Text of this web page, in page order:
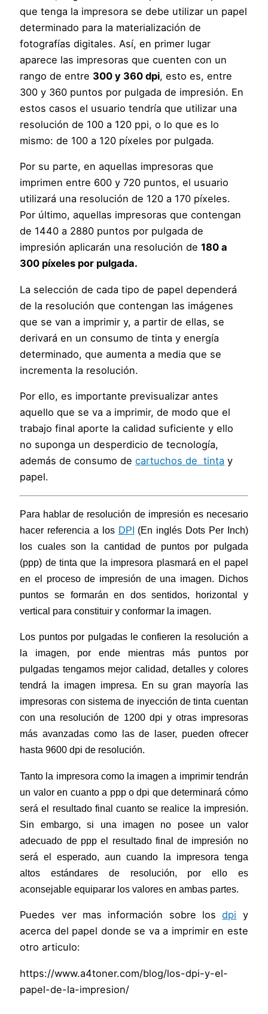
que tenga la impresora se debe utilizar un papel
determinado para la materialización de
fotografías digitales. Así, en primer lugar
aparece las impresoras que cuenten con un
rango de entre 300 y 360 dpi, esto es, entre
300 y 360 puntos por pulgada de impresión. En
estos casos el usuario tendría que utilizar una
resolución de 100 a 120 ppi, o lo que es lo
mismo: de 100 a 120 píxeles por pulgada.
Por su parte, en aquellas impresoras que
imprimen entre 600 y 720 puntos, el usuario
utilizará una resolución de 120 a 170 píxeles.
Por último, aquellas impresoras que contengan
de 1440 a 2880 puntos por pulgada de
impresión aplicarán una resolución de180 a
300 píxeles por pulgada.
La selección de cada tipo de papel dependerá
de la resolución que contengan las imágenes
que se van a imprimir y, a partir de ellas, se
derivará en un consumo de tinta y energía
determinado, que aumenta a media que se
incrementa la resolución.
Por ello, es importante previsualizar antes
aquello que se va a imprimir, de modo que el
trabajo final aporte la calidad suficiente y ello
no suponga un desperdicio de tecnología,
además de consumo decartuchos de tinta y
papel.
Para hablar de resolución de impresión es necesario
hacer referencia a los DPI
(En inglés Dots Per Inch)
los cuales son la cantidad de puntos por pulgada
(ppp) de tinta que la impresora plasmará en el papel
en el proceso de impresión de una imagen. Dichos
puntos se formarán en dos sentidos, horizontal y
vertical para constituir y conformar la imagen.
Los puntos por pulgadas le confieren la resolución a
la imagen, por ende mientras más puntos por
pulgadas tengamos mejor calidad, detalles y colores
tendrá la imagen impresa. En su gran mayoría las
impresoras con sistema de inyección de tinta cuentan
con una resolución de 1200 dpi y otras impresoras
más avanzadas como las de laser, pueden ofrecer
hasta 9600 dpi de resolución.
Tanto la impresora como la imagen a imprimir tendrán
un valor en cuanto a ppp o dpi que determinará cómo
será el resultado final cuanto se realice la impresión.
Sin embargo, si una imagen no posee un valor
adecuado de ppp el resultado final de impresión no
será el esperado, aun cuando la impresora tenga
altos estándares de resolución, por ello es
aconsejable equiparar los valores en ambas partes.
Puedes ver mas información sobre losdpi y
acerca del papel donde se va a imprimir en este
otro articulo:
https://www.a4toner.com/blog/los-dpi-y-el-
papel-de-la-impresion/